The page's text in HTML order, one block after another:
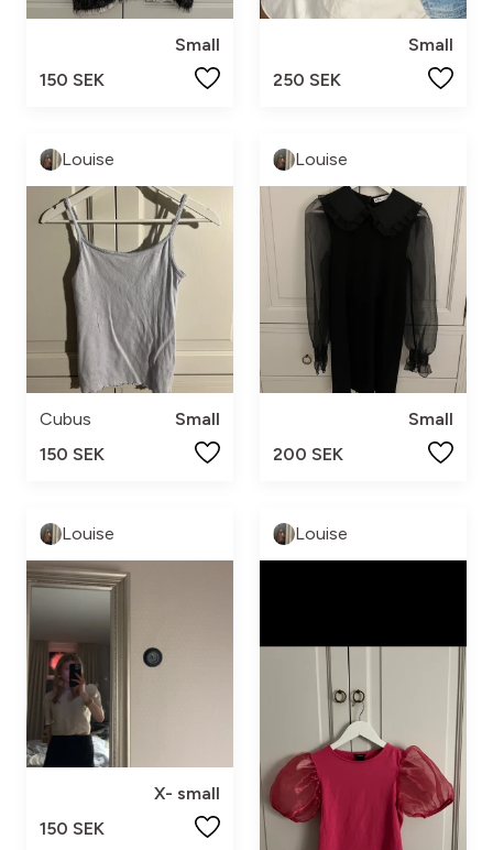
Small
150 SEK
Small
250 SEK
Louise
Cubus
Small
150 SEK
Louise
Small
200 SEK
Louise
X- small
150 SEK
Louise